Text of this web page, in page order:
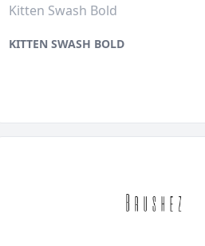
Kitten Swash Bold
KITTEN SWASH BOLD